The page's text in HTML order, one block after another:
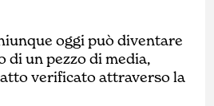
oggi può diventare
un pezzo di media,
verificato attraverso la